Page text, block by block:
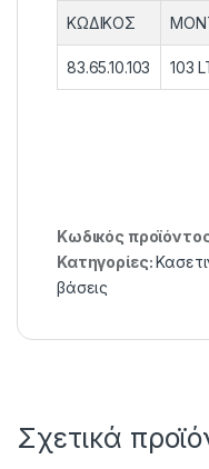
ΚΩΔΙΚΟΣ
83.65.10.103 103
Κωδικός
Κατηγορίες:
βάσεις
Σχετικά